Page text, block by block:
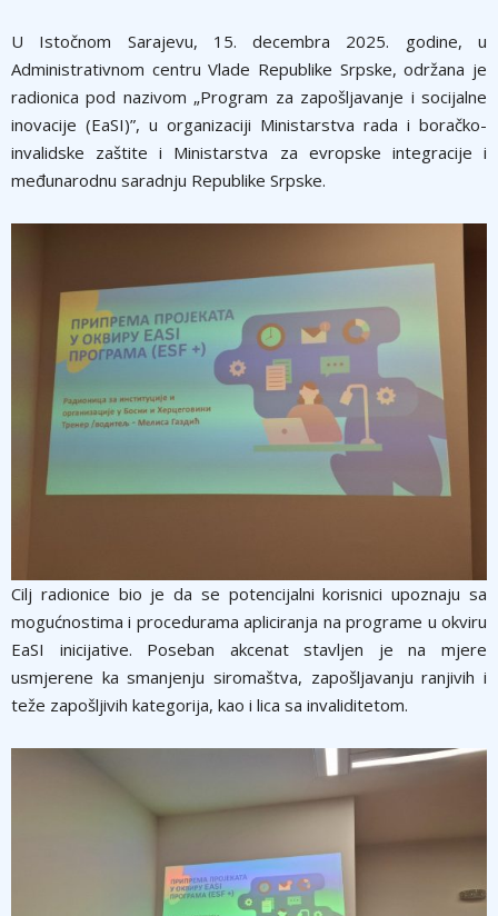
U Istočnom Sarajevu, 15. decembra 2025. godine, u
Administrativnom centru Vlade Republike Srpske, održana je
radionica pod nazivom „Program za zapošljavanje i socijalne
inovacije (EaSI)”, u organizaciji Ministarstva rada i boračko-
invalidske zaštite i Ministarstva za evropske integracije i
međunarodnu saradnju Republike Srpske.
Cilj radionice bio je da se potencijalni korisnici upoznaju sa
mogućnostima i procedurama apliciranja na programe u okviru
EaSI inicijative. Poseban akcenat stavljen je na mjere
usmjerene ka smanjenju siromaštva, zapošljavanju ranjivih i
teže zapošljivih kategorija, kao i lica sa invaliditetom.